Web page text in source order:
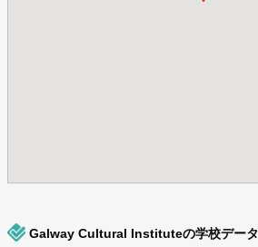
Galway Cultural Instituteの学校データ